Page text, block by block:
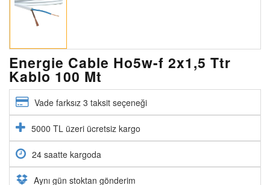
Energie Cable Ho5w-f 2x1,5 Ttr
Kablo 100 Mt
Vade farksız 3 taksit seçeneği
5000 TL üzeri ücretsiz kargo
24 saatte kargoda
Aynı gün stoktan gönderim